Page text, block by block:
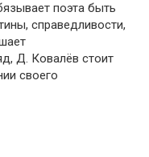
поэта быть
справедливости,
Д. Ковалёв стоит
своего